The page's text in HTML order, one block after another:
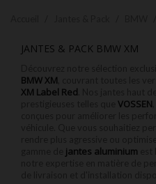
JANTES & PACK BMW XM
BMW XM
XM Label Red
VOSSEN
jantes aluminium